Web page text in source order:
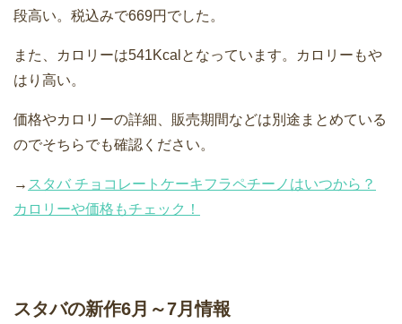
段高い。税込みで669円でした。
また、カロリーは541Kcalとなっています。カロリーもや
はり高い。
価格やカロリーの詳細、販売期間などは別途まとめている
のでそちらでも確認ください。
→ スタバ チョコレートケーキフラペチーノはいつから？
カロリーや価格もチェック！
スタバの新作6月～7月情報